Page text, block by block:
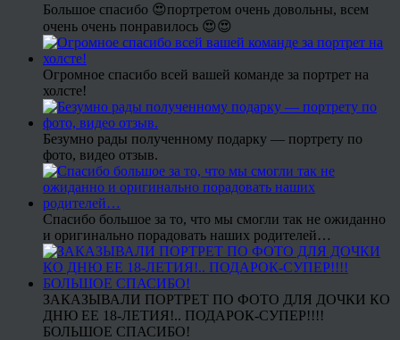
Большое спасибо 😍портретом очень довольны, всем
очень очень понравилось 😍😍
Огромное спасибо всей вашей команде за портрет на
холсте!
Безумно рады полученному подарку — портрету по
фото, видео отзыв.
Спасибо большое за то, что мы смогли так не ожиданно
и оригинально порадовать наших родителей…
ЗАКАЗЫВАЛИ ПОРТРЕТ ПО ФОТО ДЛЯ ДОЧКИ КО
ДНЮ ЕЕ 18-ЛЕТИЯ!.. ПОДАРОК-СУПЕР!!!!
БОЛЬШОЕ СПАСИБО!